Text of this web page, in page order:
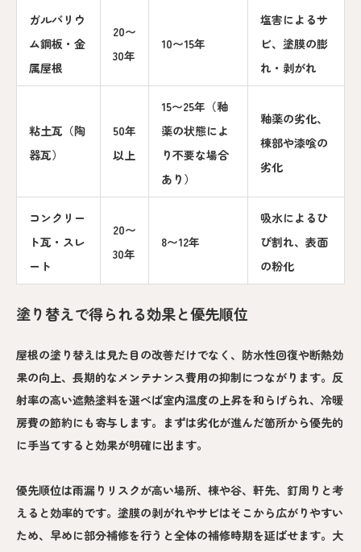
ガルバリウ
ム鋼板・金
属屋根
20〜
30年
10〜15年
塩害によるサ
ビ、塗膜の膨
れ・剥がれ
粘土瓦（陶
器瓦）
50年
以上
15〜25年（釉
薬の状態によ
り不要な場合
あり）
釉薬の劣化、
棟部や漆喰の
劣化
コンクリー
ト瓦・スレ
ート
20〜
30年
8〜12年
吸水によるひ
び割れ、表面
の粉化
塗り替えで得られる効果と優先順位
屋根の塗り替えは見た目の改善だけでなく、防水性回復や断熱効
果の向上、長期的なメンテナンス費用の抑制につながります。反
射率の高い遮熱塗料を選べば室内温度の上昇を和らげられ、冷暖
房費の節約にも寄与します。まずは劣化が進んだ箇所から優先的
に手当てすると効果が明確に出ます。
優先順位は雨漏りリスクが高い場所、棟や谷、軒先、釘周りと考
えると効率的です。塗膜の剥がれやサビはそこから広がりやすい
ため、早めに部分補修を行うと全体の補修時期を延ばせます。大